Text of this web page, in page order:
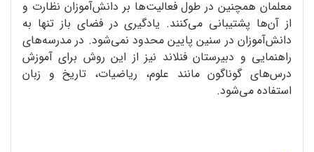
معلمان همچنین در طول فعالیت‌ها بر دانش‌آموزان نظارت و
از آن‌ها پشتیبانی می‌کنند. یادگیری در فضای باز تنها به
دانش‌آموزان در سنین پایین محدود نمی‌شود. در مدرسه‌های
راهنمایی و دبیرستان فنلاند نیز از این روش برای آموزش
درس‌های گوناگون مانند علوم، ریاضیات، تاریخ و زبان
استفاده می‌شود.